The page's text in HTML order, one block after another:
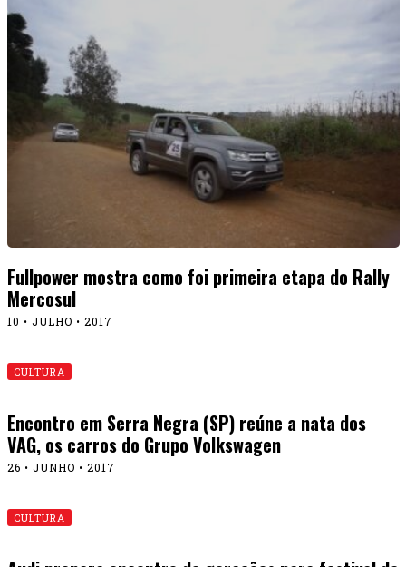
Fullpower mostra como foi primeira etapa do Rally
Mercosul
10 • JULHO • 2017
CULTURA
Encontro em Serra Negra (SP) reúne a nata dos
VAG, os carros do Grupo Volkswagen
26 • JUNHO • 2017
CULTURA